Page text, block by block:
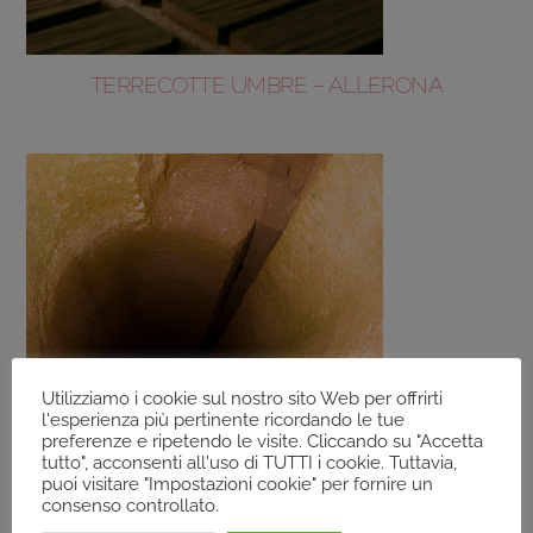
TERRECOTTE UMBRE – ALLERONA
Utilizziamo i cookie sul nostro sito Web per offrirti
l'esperienza più pertinente ricordando le tue
preferenze e ripetendo le visite. Cliccando su "Accetta
tutto", acconsenti all'uso di TUTTI i cookie. Tuttavia,
puoi visitare "Impostazioni cookie" per fornire un
consenso controllato.